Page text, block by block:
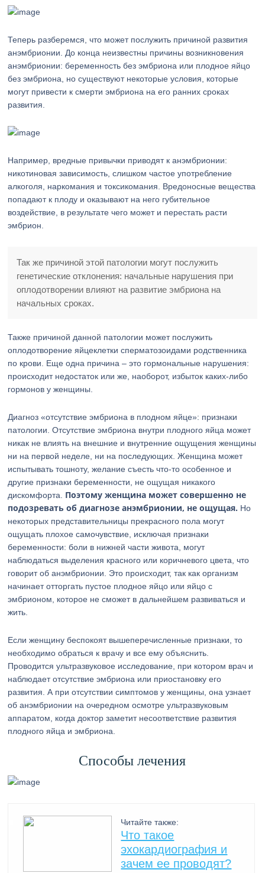
Теперь разберемся, что может послужить причиной развития
анэмбрионии. До конца неизвестны причины возникновения
анэмбрионии: беременность без эмбриона или плодное яйцо
без эмбриона, но существуют некоторые условия, которые
могут привести к смерти эмбриона на его ранних сроках
развития.
Например, вредные привычки приводят к анэмбрионии:
никотиновая зависимость, слишком частое употребление
алкоголя, наркомания и токсикомания. Вредоносные вещества
попадают к плоду и оказывают на него губительное
воздействие, в результате чего может и перестать расти
эмбрион.
Так же причиной этой патологии могут послужить
генетические отклонения: начальные нарушения при
оплодотворении влияют на развитие эмбриона на
начальных сроках.
Также причиной данной патологии может послужить
оплодотворение яйцеклетки сперматозоидами родственника
по крови. Еще одна причина – это гормональные нарушения:
происходит недостаток или же, наоборот, избыток каких-либо
гормонов у женщины.
Диагноз «отсутствие эмбриона в плодном яйце»: признаки
патологии. Отсутствие эмбриона внутри плодного яйца может
никак не влиять на внешние и внутренние ощущения женщины
ни на первой неделе, ни на последующих. Женщина может
испытывать тошноту, желание съесть что-то особенное и
другие признаки беременности, не ощущая никакого
дискомфорта. Поэтому женщина может совершенно не
подозревать об диагнозе анэмбрионии, не ощущая. Но
некоторых представительницы прекрасного пола могут
ощущать плохое самочувствие, исключая признаки
беременности: боли в нижней части живота, могут
наблюдаться выделения красного или коричневого цвета, что
говорит об анэмбрионии. Это происходит, так как организм
начинает отторгать пустое плодное яйцо или яйцо с
эмбрионом, которое не сможет в дальнейшем развиваться и
жить.
Если женщину беспокоят вышеперечисленные признаки, то
необходимо обраться к врачу и все ему объяснить.
Проводится ультразвуковое исследование, при котором врач и
наблюдает отсутствие эмбриона или приостановку его
развития. А при отсутствии симптомов у женщины, она узнает
об анэмбрионии на очередном осмотре ультразвуковым
аппаратом, когда доктор заметит несоответствие развития
плодного яйца и эмбриона.
Способы лечения
Читайте также:
Что такое
эхокардиография и
зачем ее проводят?